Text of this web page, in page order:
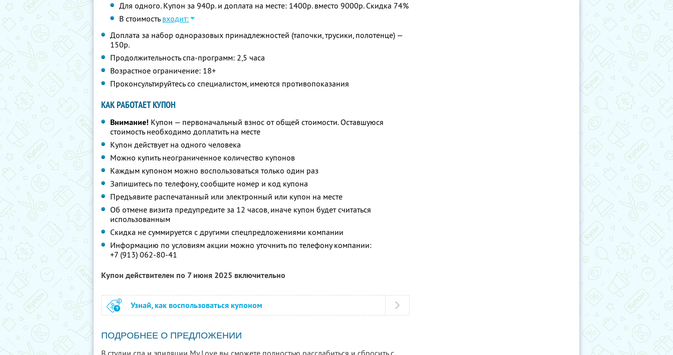
Для одного. Купон за 940р. и доплата на месте: 1400р. вместо 9000р. Скидка 74%
В стоимость входит:
Доплата за набор одноразовых принадлежностей (тапочки, трусики, полотенце) —
150р.
Продолжительность спа-программ: 2,5 часа
Возрастное ограничение: 18+
Проконсультируйтесь со специалистом, имеются противопоказания
КАК РАБОТАЕТ КУПОН
Внимание! Купон — первоначальный взнос от общей стоимости. Оставшуюся
стоимость необходимо доплатить на месте
Купон действует на одного человека
Можно купить неограниченное количество купонов
Каждым купоном можно воспользоваться только один раз
Запишитесь по телефону, сообщите номер и код купона
Предъявите распечатанный или электронный или купон на месте
Об отмене визита предупредите за 12 часов, иначе купон будет считаться
использованным
Скидка не суммируется с другими спецпредложениями компании
Информацию по условиям акции можно уточнить по телефону компании:
+7 (913) 062-80-41
Купон действителен по 7 июня 2025 включительно
Узнай, как воспользоваться купоном
ПОДРОБНЕЕ О ПРЕДЛОЖЕНИИ
В студии спа и эпиляции My Love вы сможете полностью расслабиться и сбросить с